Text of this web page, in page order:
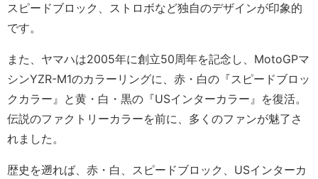
スピードブロック、ストロボなど独自のデザインが印象的
です。
また、ヤマハは2005年に創立50周年を記念し、MotoGPマ
シンYZR-M1のカラーリングに、赤・白の『スピードブロッ
クカラー』と黄・白・黒の『USインターカラー』を復活。
伝説のファクトリーカラーを前に、多くのファンが魅了さ
れました。
歴史を遡れば、赤・白、スピードブロック、USインターカ